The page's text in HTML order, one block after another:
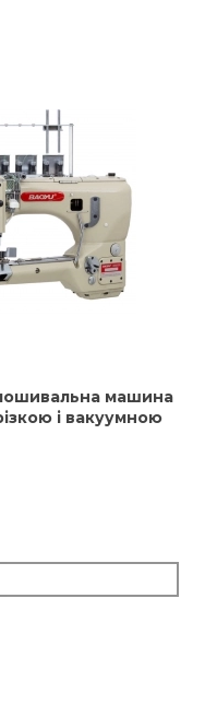
машина
і вакуумною